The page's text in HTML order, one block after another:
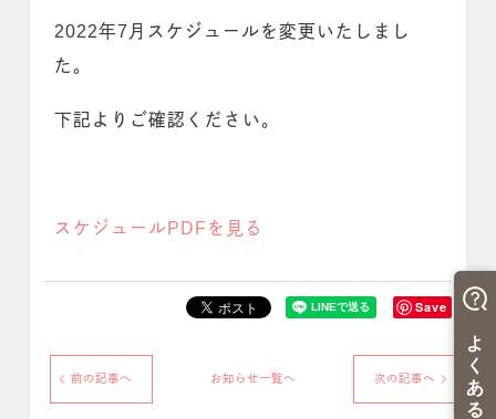
2022年7月スケジュールを変更いたしまし
た。
下記よりご確認ください。
スケジュールPDFを見る
Save
前の記事へ お知らせ一覧へ 次の記事へ